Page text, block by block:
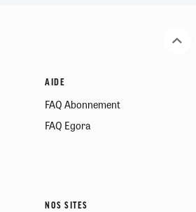
AIDE
FAQ Abonnement
FAQ Egora
NOS SITES